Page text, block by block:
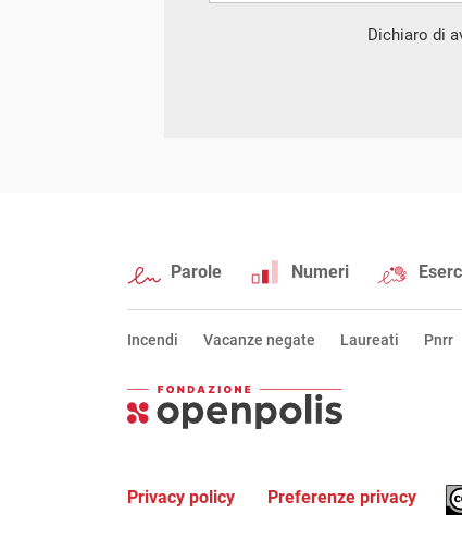
Dichiaro di
Parole Numeri
Incendi Vacanze negate Laureati Pnrr
Privacy policy Preferenze privacy